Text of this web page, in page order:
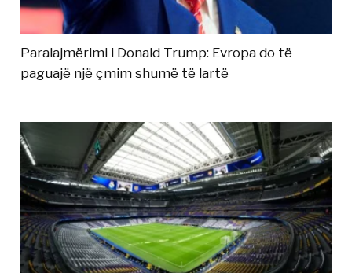
Paralajmërimi i Donald Trump: Evropa do të
paguajë një çmim shumë të lartë